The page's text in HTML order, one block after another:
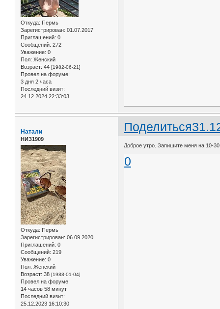
Откуда: Пермь
Зарегистрирован: 01.07.2017
Приглашений: 0
Сообщений: 272
Уважение: 0
Пол: Женский
Возраст: 44 [1982-06-21]
Провел на форуме:
3 дня 2 часа
Последний визит:
24.12.2024 22:33:03
Поделиться
Натали
НИЗ1909
Откуда: Пермь
Зарегистрирован: 06.09.2020
Приглашений: 0
Сообщений: 219
Уважение: 0
Пол: Женский
Возраст: 38 [1988-01-04]
Провел на форуме:
14 часов 58 минут
Последний визит:
25.12.2023 16:10:30
Доброе утро. Запишите меня на 10-
0